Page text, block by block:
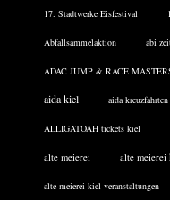
17. Stadtwerke Eisfestival
Abfallsammelaktion abi
ADAC JUMP & RACE
aida kiel aida
ALLIGATOAH tickets kiel
alte meierei alte meierei
alte meierei kiel veranstaltungen